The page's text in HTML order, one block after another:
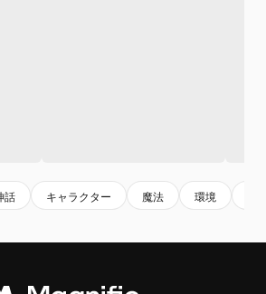
話 キャラクター 魔法 環境